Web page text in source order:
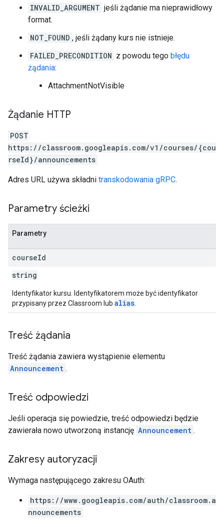
INVALID_ARGUMENT jeśli żądanie ma nieprawidłowy
format.
NOT_FOUND , jeśli żądany kurs nie istnieje.
FAILED_PRECONDITION z powodu tego błędu
żądania:
AttachmentNotVisible
Żądanie HTTP
POST
https://classroom.googleapis.com/v1/courses/{cou
rseId}/announcements
Adres URL używa składni transkodowania gRPC.
Parametry ścieżki
Parametry
courseId
string
Identyfikator kursu. Identyfikatorem może być identyfikator
przypisany przez Classroom lub alias
Treść żądania
Treść żądania zawiera wystąpienie elementu
Announcement .
Treść odpowiedzi
Jeśli operacja się powiedzie, treść odpowiedzi będzie
zawierała nowo utworzoną instancję Announcement .
Zakresy autoryzacji
Wymaga następującego zakresu OAuth:
https://www.googleapis.com/auth/classroom.a
nnouncements